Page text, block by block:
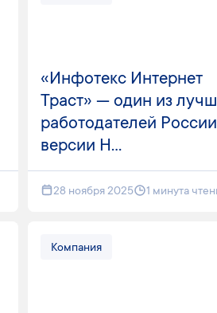
«Инфотекс Интернет
Траст» — один из
работодателей
версии H...
28 ноября 2025 1 минута
Компания